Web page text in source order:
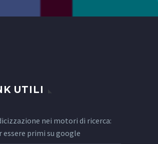
UTILI
nei motori di ricerca:
essere primi su google